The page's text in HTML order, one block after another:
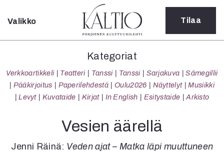
Sulje
Kategoriat
Verkkoartikkeli
Teatteri
Tanssi
Sarjakuva
Sámegillii
Pääkirjoitus
Valikko Tilaa
Kategoriat
Verkkoartikkeli Teatteri Tanssi Tanssi Sarjakuva
Sámegillii
Pääkirjoitus
Paperilehdestä Oulu2026 Näyttelyt
Musiikki
Levyt
Kuvataide Kirjat In English Esitystaide Arkisto
Vesien äärellä
Jenni Räinä: Veden ajat – Matka läpi muuttuneen